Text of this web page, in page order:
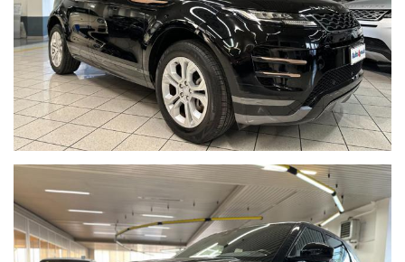
Profili esterni in bronze crome
Cornice specchietti blu scuro
Loghi neri
Fari full Led
Sensori di parcheggio anteriori e posteriori
Retrocamera
Volante multifunzione con palette per il cambio marcia
Lane assist
Cruise control
Chiamata d'emergenza
SOS
AvviamentoKeyless
Gestione 4x4i